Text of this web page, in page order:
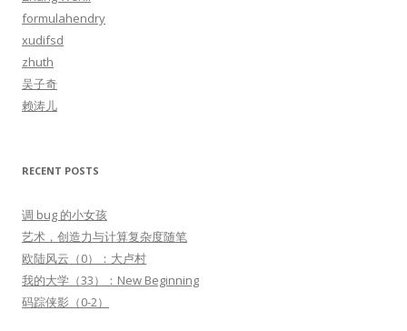
f
formulahendry
xudifsd
zhuth
吴子奇
赖涛儿
RECENT POSTS
调 bug 的小女孩
艺术，创造力与计算复杂度随笔
欧陆风云（0）：大卢村
我的大学（33）：New Beginning
码踪侠影（0-2）